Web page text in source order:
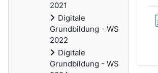
2021
Digitale
Grundbildung - WS
2022
Digitale
Grundbildung - WS